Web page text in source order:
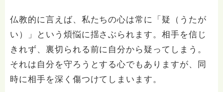
仏教的に言えば、私たちの心は常に「疑（うたが
い）」という煩悩に揺さぶられます。相手を信じ
きれず、裏切られる前に自分から疑ってしまう。
それは自分を守ろうとする心でもありますが、同
時に相手を深く傷つけてしまいます。